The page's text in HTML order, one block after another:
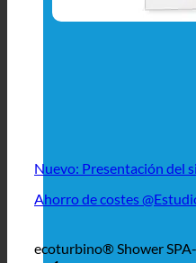
Nuevo: Presentación del
Ahorro de costes
ecoturbino® Shower